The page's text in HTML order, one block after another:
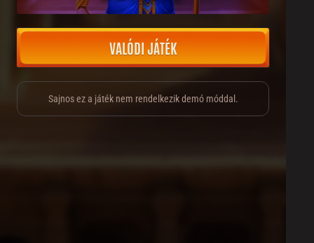
VALÓDI JÁTÉK
Sajnos ez a játék nem rendelkezik demó móddal.